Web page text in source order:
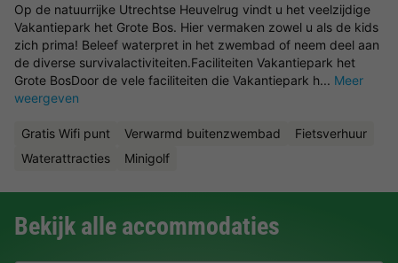
Op de natuurrijke Utrechtse Heuvelrug vindt u het veelzijdige
Vakantiepark het Grote Bos. Hier vermaken zowel u als de kids
zich prima! Beleef waterpret in het zwembad of neem deel aan
de diverse survivalactiviteiten.Faciliteiten Vakantiepark het
Grote BosDoor de vele faciliteiten die Vakantiepark h... Meer
weergeven
Gratis Wifi punt Verwarmd buitenzwembad
Fietsverhuur
Waterattracties
Minigolf
Bekijk alle accommodaties